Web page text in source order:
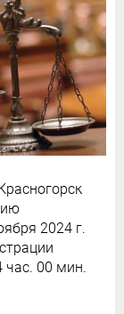
2024 г.
час. 00 мин.